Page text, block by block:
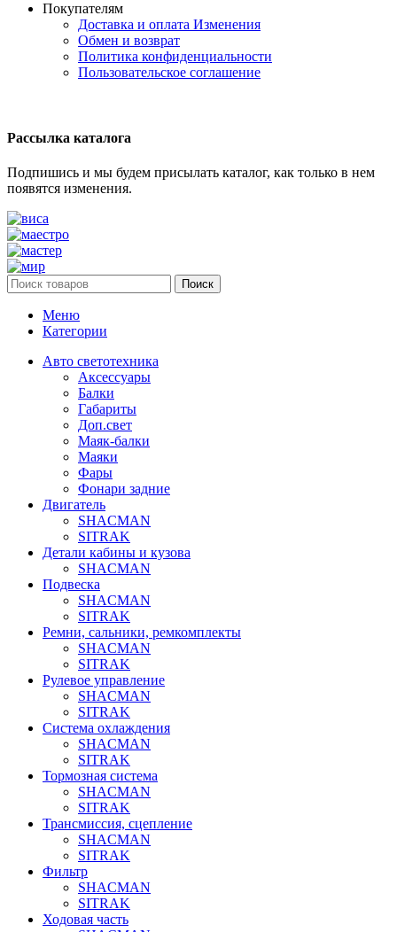
Покупателям
Доставка и оплата Изменения
Обмен и возврат
Политика конфиденциальности
Пользовательское соглашение
Рассылка каталога
Подпишись и мы будем присылать каталог, как только в нем
появятся изменения.
Поиск
Меню
Категории
Авто светотехника
Аксессуары
Балки
Габариты
Доп.свет
Маяк-балки
Маяки
Фары
Фонари задние
Двигатель
SHACMAN
SITRAK
Детали кабины и кузова
SHACMAN
Подвеска
SHACMAN
SITRAK
Ремни, сальники, ремкомплекты
SHACMAN
SITRAK
Рулевое управление
SHACMAN
SITRAK
Система охлаждения
SHACMAN
SITRAK
Тормозная система
SHACMAN
SITRAK
Трансмиссия, сцепление
SHACMAN
SITRAK
Фильтр
SHACMAN
SITRAK
Ходовая часть